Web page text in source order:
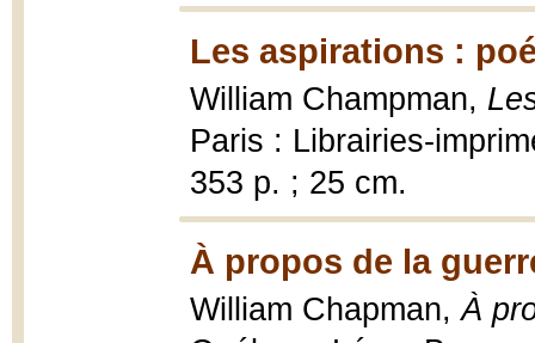
Les aspirations :
William Champman,
Paris : Librairies-
353 p. ; 25 cm.
À propos de la
William Chapman,À